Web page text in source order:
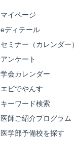
マイページ
eディテール
セミナー（カレンダー）
アンケート
学会カレンダー
エビでやんす
キーワード検索
医師ご紹介プログラム
医学部予備校を探す